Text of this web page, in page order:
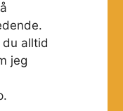
alltid
jeg